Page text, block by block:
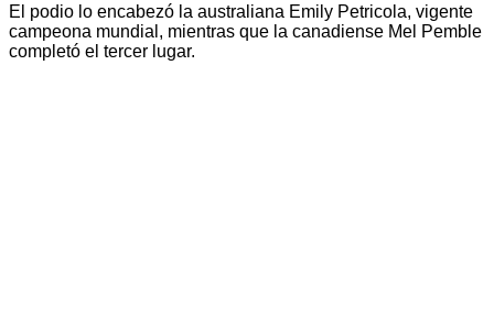
El podio lo encabezó la australiana Emily Petricola, vigente
campeona mundial, mientras que la canadiense Mel Pemble
completó el tercer lugar.